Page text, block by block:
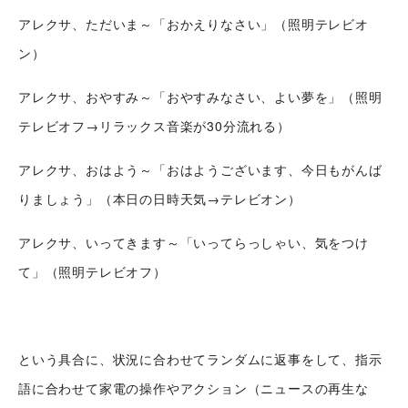
アレクサ、ただいま～「おかえりなさい」（照明テレビオ
ン）
アレクサ、おやすみ～「おやすみなさい、よい夢を」（照明
テレビオフ→リラックス音楽が30分流れる）
アレクサ、おはよう～「おはようございます、今日もがんば
りましょう」（本日の日時天気→テレビオン）
アレクサ、いってきます～「いってらっしゃい、気をつけ
て」（照明テレビオフ）
という具合に、状況に合わせてランダムに返事をして、指示
語に合わせて家電の操作やアクション（ニュースの再生な
採用情報
沿革
お問い合わせ
公式Twitter
プライバシーポリシー